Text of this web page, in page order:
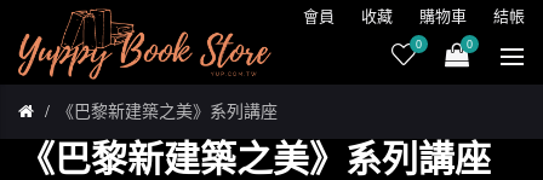
會員 收藏 購物車 結帳
0 0
《巴黎新建築之美》系列講座
《巴黎新建築之美》系列講座